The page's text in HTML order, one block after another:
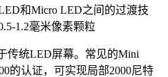
和Micro LED之间的过渡技
1.2毫米像素颗粒
传统LED屏幕。常见的Mini
的认证，可实现局部2000尼特